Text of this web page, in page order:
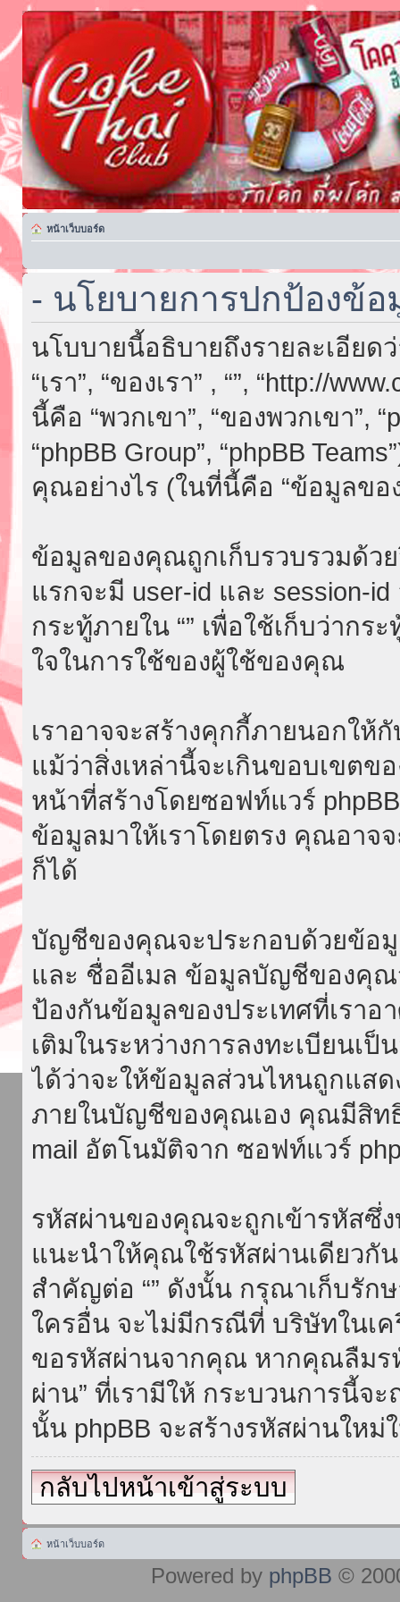
หน้าเว็บบอร์ด
- นโยบายการปกป้องข้
นโบบายนี้อธิบายถึงรายละเอียด
“เรา”, “ของเรา” , “”, “http://
นี้คือ “พวกเขา”, “ของพวกเขา”,
“phpBB Group”, “phpBB
คุณอย่างไร (ในที่นี้คือ “ข้อมูลขอ
ข้อมูลของคุณถูกเก็บรวบรวมด้ว
แรกจะมี user-id และ session-
กระทู้ภายใน “” เพื่อใช้เก็บว่าก
ใจในการใช้ของผู้ใช้ของคุณ
เราอาจจะสร้างคุกกี้ภายนอกให้
แม้ว่าสิ่งเหล่านี้จะเกินขอบเขตข
หน้าที่สร้างโดยซอฟท์แวร์
ข้อมูลมาให้เราโดยตรง คุณอาจ
ก็ได้
บัญชีของคุณจะประกอบด้วยข้อมู
และ ชื่ออีเมล ข้อมูลบัญชีของคุณ
ป้องกันข้อมูลของประเทศที่เราอ
เติมในระหว่างการลงทะเบียนเ
ได้ว่าจะให้ข้อมูลส่วนไหนถูกแส
ภายในบัญชีของคุณเอง คุณมีสิทธิ์
mail อัตโนมัติจาก ซอฟท์แวร์
รหัสผ่านของคุณจะถูกเข้ารหัสซึ่
แนะนำให้คุณใช้รหัสผ่านเดียวกั
สำคัญต่อ “” ดังนั้น กรุณาเก็บรัก
ใครอื่น จะไม่มีกรณีที่ บริษัทในเ
ขอรหัสผ่านจากคุณ หากคุณลืมร
ผ่าน” ที่เรามีให้ กระบวนการนี้จ
นั้น phpBB จะสร้างรหัสผ่านให
กลับไปหน้าเข้าสู่ระบบ
หน้าเว็บบอร์ด
Powered by phpBB ©